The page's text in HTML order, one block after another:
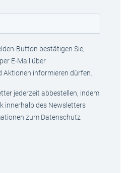
Button bestätigen Sie,
E-Mail über
Aktionen informieren dürfen.
jederzeit abbestellen, indem
innerhalb des Newsletters
zum Datenschutz